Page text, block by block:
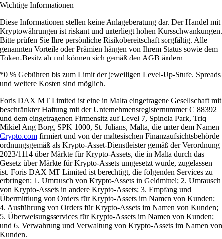
Wichtige Informationen
Diese Informationen stellen keine Anlageberatung dar. Der Handel mit
Kryptowährungen ist riskant und unterliegt hohen Kursschwankungen.
Bitte prüfen Sie Ihre persönliche Risikobereitschaft sorgfältig. Alle
genannten Vorteile oder Prämien hängen von Ihrem Status sowie dem
Token-Besitz ab und können sich gemäß den AGB ändern.
*0 % Gebühren bis zum Limit der jeweiligen Level-Up-Stufe. Spreads
und weitere Kosten sind möglich.
Foris DAX MT Limited ist eine in Malta eingetragene Gesellschaft mit
beschränkter Haftung mit der Unternehmensregisternummer C 88392
und dem eingetragenen Firmensitz auf Level 7, Spinola Park, Triq
Mikiel Ang Borg, SPK 1000, St. Julians, Malta, die unter dem Namen
Crypto.com firmiert und von der maltesischen Finanzaufsichtsbehörde
ordnungsgemäß als Krypto-Asset-Dienstleister gemäß der Verordnung
2023/1114 über Märkte für Krypto-Assets, die in Malta durch das
Gesetz über Märkte für Krypto-Assets umgesetzt wurde, zugelassen
ist. Foris DAX MT Limited ist berechtigt, die folgenden Services zu
erbringen: 1. Umtausch von Krypto-Assets in Geldmittel; 2. Umtausch
von Krypto-Assets in andere Krypto-Assets; 3. Empfang und
Übermittlung von Orders für Krypto-Assets im Namen von Kunden;
4. Ausführung von Orders für Krypto-Assets im Namen von Kunden;
5. Überweisungsservices für Krypto-Assets im Namen von Kunden;
und 6. Verwahrung und Verwaltung von Krypto-Assets im Namen von
Kunden.